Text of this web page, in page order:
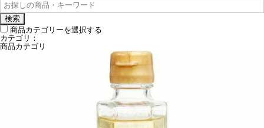
検索
商品カテゴリーを選択する
カテゴリ：
商品カテゴリ